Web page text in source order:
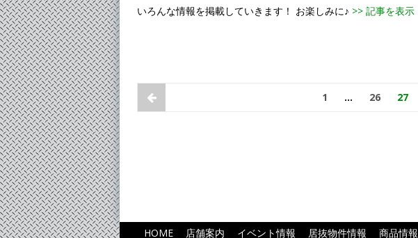
いろんな情報を掲載していきます！ お楽しみに♪ >> 記事を表示
お知らせのページ送り
1 … 26 27
HOME 店舗案内 イベント情報 居抜物件情報 商品情報